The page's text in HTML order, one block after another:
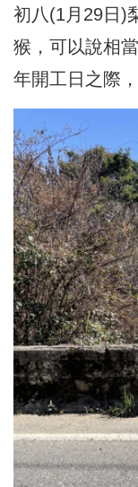
初八(1月29日)
猴，可以說相
年開工日之際